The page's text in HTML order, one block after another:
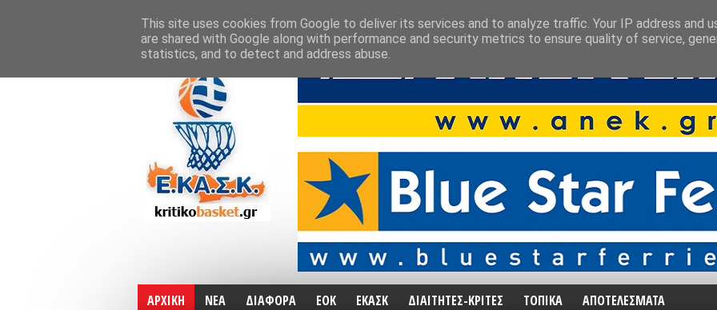
ΑΡΧΙΚΗ ΝΕΑ ΔΙΑΦΟΡΑ ΕΟΚ ΕΚΑΣΚ ΔΙΑΙΤΗΤΕΣ-ΚΡΙΤΕΣ ΤΟΠΙΚΑ ΑΠΟΤΕΛΕΣΜΑΤΑ
This site uses cookies from Google to deliver its services and to analyze traffic. Your IP address and
are shared with Google along with performance and security metrics to ensure quality of service,
statistics, and to detect and address abuse.